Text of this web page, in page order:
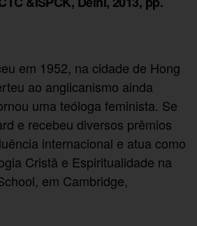
em 1952, na cidade de Hong
ao anglicanismo ainda
uma teóloga feminista. Se
e recebeu diversos prêmios
internacional e atua como
Cristã e Espiritualidade na
em Cambridge,